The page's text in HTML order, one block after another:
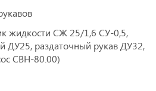
жидкости СЖ 25/1,6 СУ-0,5,
ДУ25, раздаточный рукав ДУ32,
СВН-80.00)